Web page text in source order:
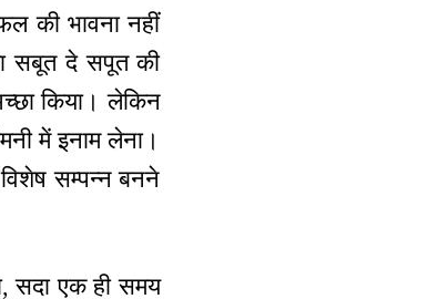
की भावना नहीं
सबूत दे सपूत की
किया। लेकिन
में इनाम लेना।
विशेष सम्पन्न बनने
सदा एक ही समय